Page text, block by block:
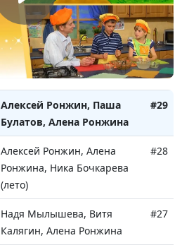
Надя Мылышева, Витя
Калягин, Алена Ронжина
#31
Надя Мылышева, Витя
Калягин, Алена Ронжина
#30
Алексей Ронжин, Паша
Булатов, Алена Ронжина
#29
Алексей Ронжин, Алена
Ронжина, Ника Бочкарева
(лето)
#28
Надя Мылышева, Витя
Калягин, Алена Ронжина
#27